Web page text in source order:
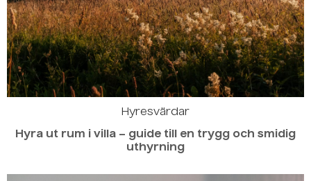
Hyresvärdar
Hyra ut rum i villa – guide till en trygg och smidig
uthyrning